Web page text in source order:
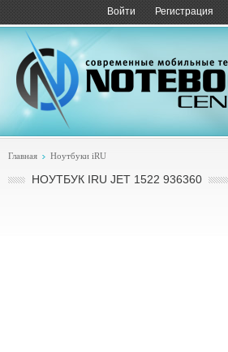
Войти Регистрация
Пример:купить iRU Jet 1522 936360
Главная Ноутбуки iRU
НОУТБУК IRU JET 1522 936360